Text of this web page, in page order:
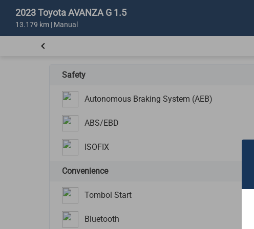
2023 Toyota AVANZA G 1.5
13.179 km | Manual
Safety
Autonomous Braking System (AEB)
ABS/EBD
ISOFIX
Convenience
Tombol Start
Bluetooth